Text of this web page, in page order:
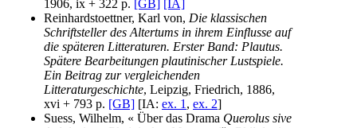
1906, ix + 322 p. [GB] [IA]
Reinhardstoettner, Karl von, Die klassischen
Schriftsteller des Altertums in ihrem Einflusse auf
die späteren Litteraturen. Erster Band: Plautus.
Spätere Bearbeitungen plautinischer Lustspiele.
Ein Beitrag zur vergleichenden
Litteraturgeschichte, Leipzig, Friedrich, 1886,
xvi + 793 p. [GB] [IA: ex. 1 , ex. 2]
Suess, Wilhelm, « Über das Drama Querolus sive